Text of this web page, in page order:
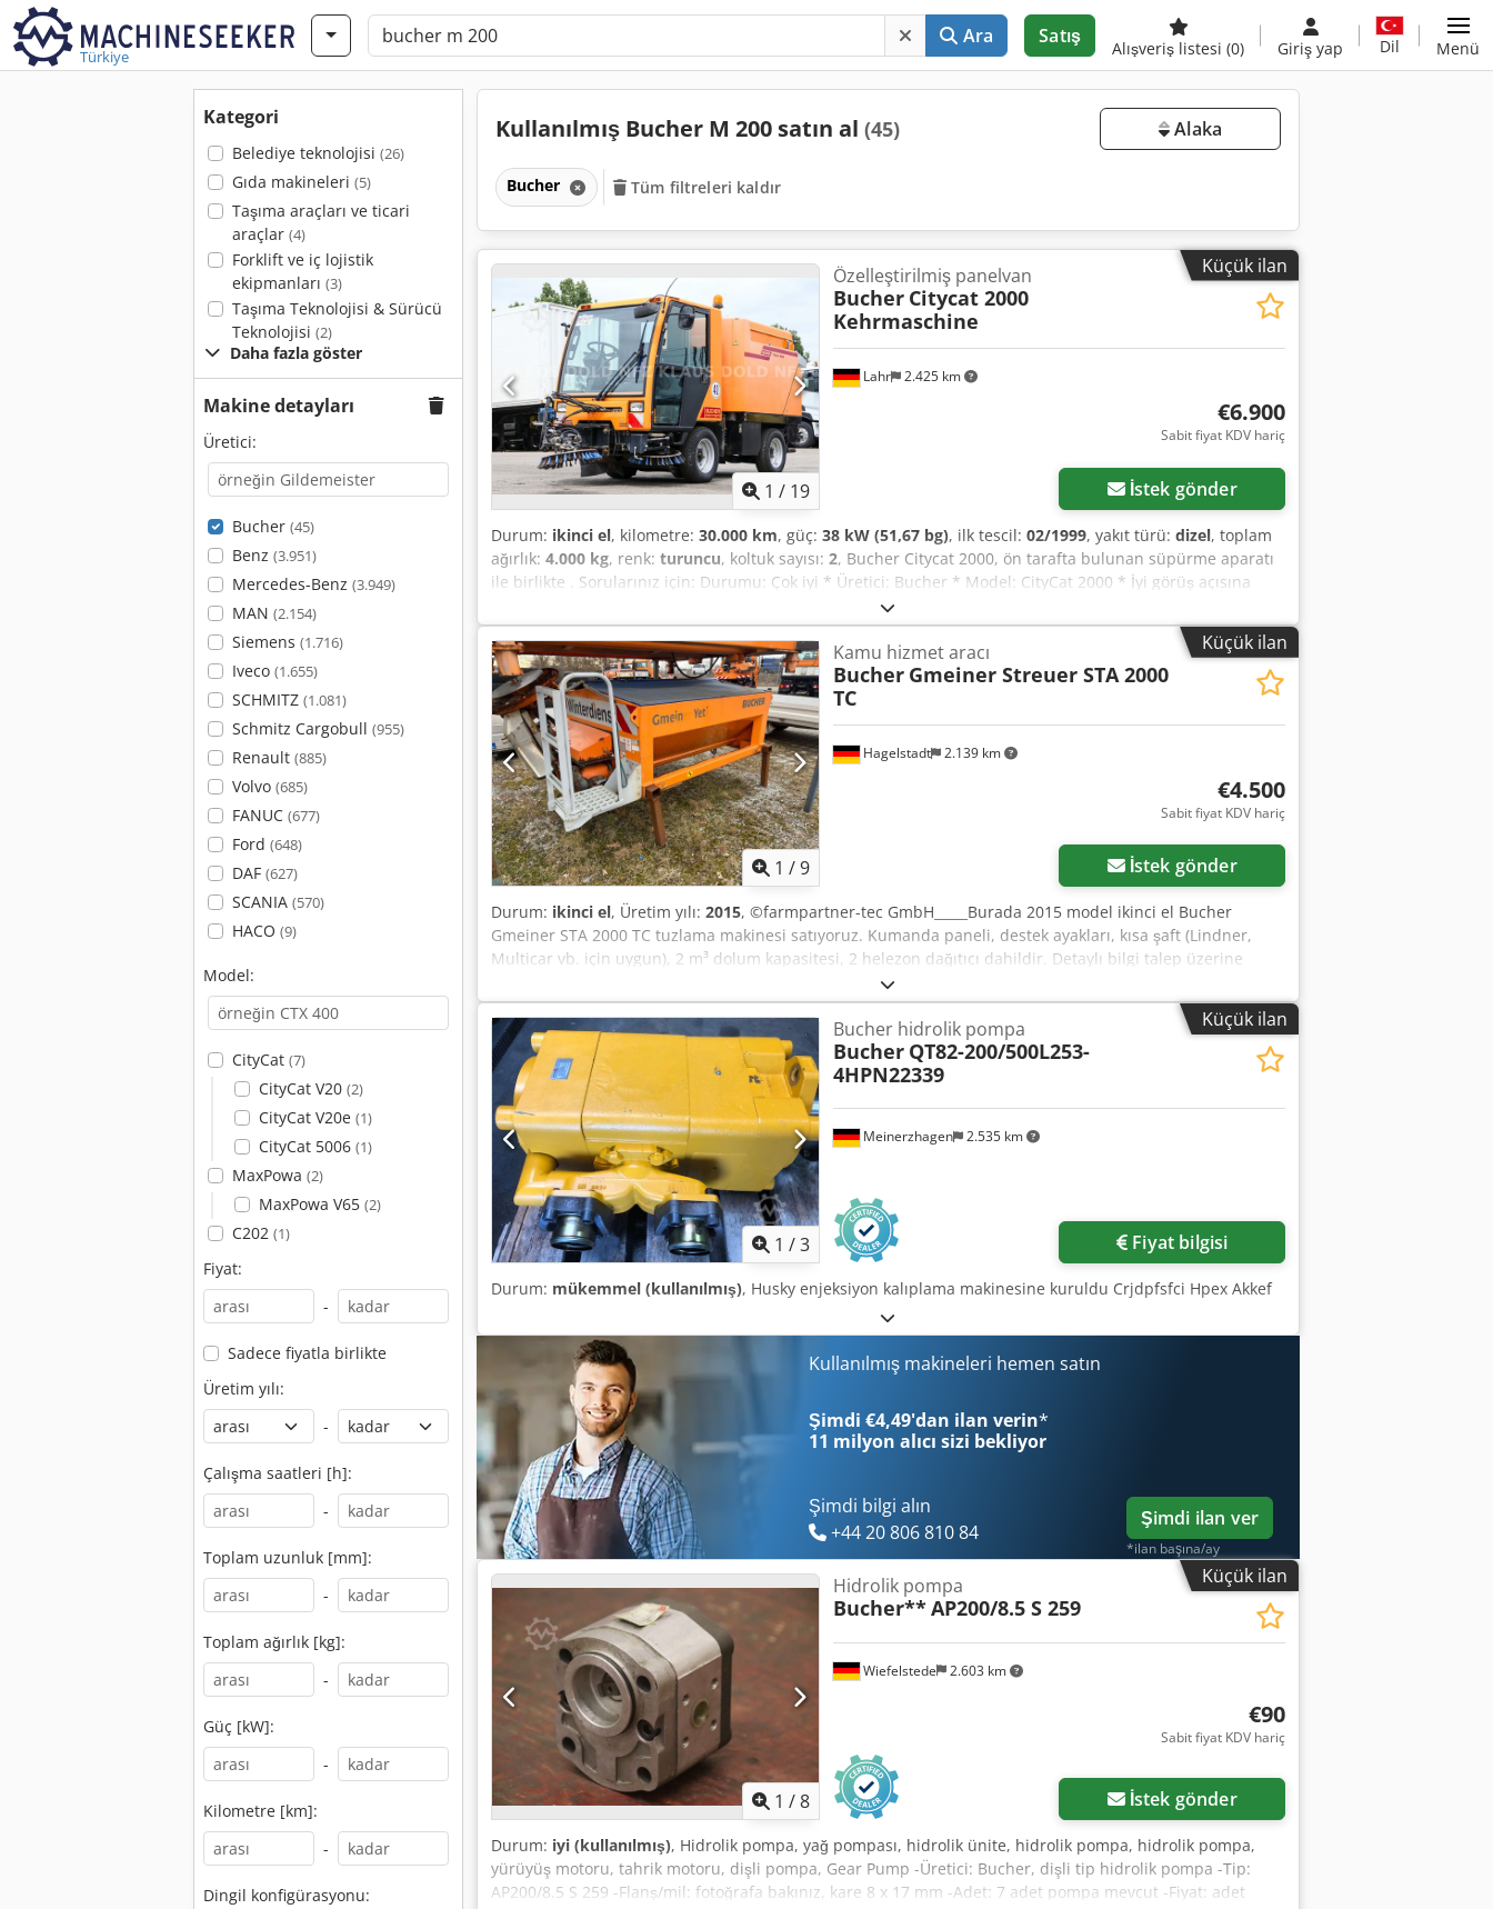
Türkiye
Ara Satış
Alışveriş listesi (0) Giriş yap Dil Menü
Kategori
Belediye teknolojisi (26)
Gıda makineleri (5)
Taşıma araçları ve ticari
araçlar (4)
Forklift ve iç lojistik
ekipmanları (3)
Taşıma Teknolojisi & Sürücü
Teknolojisi (2)
Daha fazla göster
Makine detayları
Üretici:
Bucher (45)
Benz (3.951)
Mercedes-Benz (3.949)
MAN (2.154)
Siemens (1.716)
Iveco (1.655)
SCHMITZ (1.081)
Schmitz Cargobull (955)
Renault (885)
Volvo (685)
FANUC (677)
Ford (648)
DAF (627)
SCANIA (570)
HACO (9)
Model:
CityCat (7)
CityCat V20 (2)
CityCat V20e (1)
CityCat 5006 (1)
MaxPowa (2)
MaxPowa V65 (2)
C202 (1)
Fiyat:
-
Sadece fiyatla birlikte
Üretim yılı:
-
Çalışma saatleri [h]:
-
Toplam uzunluk [mm]:
-
Toplam ağırlık [kg]:
-
Güç [kW]:
-
Kilometre [km]:
-
Dingil konfigürasyonu:
Kullanılmış Bucher M 200 satın al (45) Alaka
Bucher Tüm filtreleri kaldır
Küçük ilan
1 / 19
Lahr 2.425 km
Özelleştirilmiş panelvan
Bucher Citycat 2000
Kehrmaschine
€6.900
Sabit fiyat KDV hariç
İstek gönder
Durum: ikinci el, kilometre: 30.000 km, güç: 38 kW (51,67 bg), ilk tescil: 02/1999, yakıt türü: dizel, toplam
ağırlık: 4.000 kg, renk: turuncu, koltuk sayısı: 2, Bucher Citycat 2000, ön tarafta bulunan süpürme aparatı
ile birlikte . Sorularınız için: Durumu: Çok iyi * Üretici: Bucher * Model: CityCat 2000 * İyi görüş açısına
sahip, kapalı kabin * Sol tarafta bulunan yan fırça * Sağ tarafta bulunan yan fırça * Ön fırça * Vakum
haznesi Cjdpozq Ipxofx Akkerf ----Fiyat: 6900,- Euro + %19 KDV Diğer sorularınız için aşağıdaki telefon
numaralarından bize ulaşabilirsiniz: Konuştuğumuz diller: Almanca, İngilizce, Fransızca ve ????? Yazım
hataları, yanlışlıklar ve önceden satış yapma hakkı saklıdır.
Küçük ilan
1 /9
Hagelstadt 2.139 km
Kamu hizmet aracı
Bucher Gmeiner Streuer STA 2000
TC
€4.500
Sabit fiyat KDV hariç
İstek gönder
Durum: ikinci el, Üretim yılı: 2015, ©farmpartner-tec GmbH_____Burada 2015 model ikinci el Bucher
Gmeiner STA 2000 TC tuzlama makinesi satıyoruz. Kumanda paneli, destek ayakları, kısa şaft (Lindner,
Multicar vb. için uygun), 2 m³ dolum kapasitesi, 2 helezon dağıtıcı dahildir. Detaylı bilgi talep üzerine
verilecektir. Depo yeri: 93095 Hagelstadt. Csdeyq Avbjpfx Akkjrf
Küçük ilan
1 /3
Meinerzhagen 2.535 km
Bucher hidrolik pompa
Bucher QT82-200/500L253-
4HPN22339
Fiyat bilgisi
Durum: mükemmel (kullanılmış), Husky enjeksiyon kalıplama makinesine kuruldu Crjdpfsfci Hpex Akkef
Kullanılmış makineleri hemen satın
Şimdi €4,49'dan ilan verin*
11 milyon alıcı sizi bekliyor
Şimdi bilgi alın
+44 20 806 810 84
Şimdi ilan ver
*ilan başına/ay
Küçük ilan
1 /8
Wiefelstede 2.603 km
Hidrolik pompa
Bucher**AP200/8.5 S 259
€90
Sabit fiyat KDV hariç
İstek gönder
Durum: iyi (kullanılmış), Hidrolik pompa, yağ pompası, hidrolik ünite, hidrolik pompa, hidrolik pompa,
yürüyüş motoru, tahrik motoru, dişli pompa, Gear Pump -Üretici: Bucher, dişli tip hidrolik pompa -Tip:
AP200/8.5 S 259 -Flanş/mil: fotoğrafa bakınız, kare 8 x 17 mm -Adet: 7 adet pompa mevcut -Fiyat: adet